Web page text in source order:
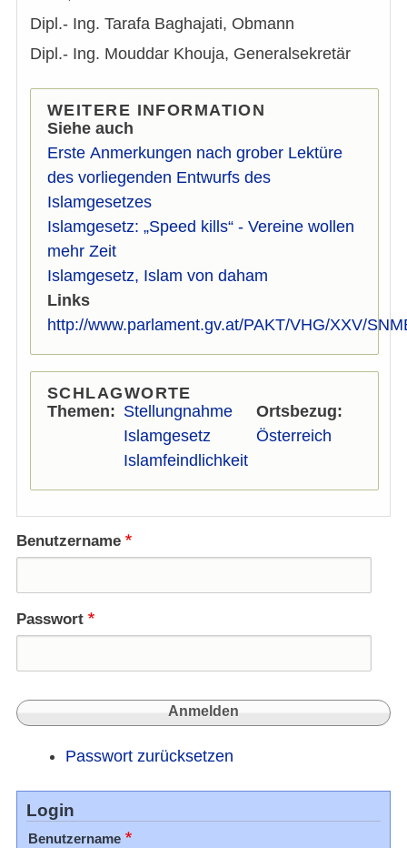
Dipl.- Ing. Tarafa Baghajati, Obmann
Dipl.- Ing. Mouddar Khouja, Generalsekretär
WEITERE INFORMATION
Siehe auch
Erste Anmerkungen nach grober Lektüre
des vorliegenden Entwurfs des
Islamgesetzes
Islamgesetz: „Speed kills“ - Vereine wollen
mehr Zeit
Islamgesetz, Islam von daham
Links
http://www.parlament.gv.at/PAKT/VHG/XXV/
SCHLAGWORTE
Themen
Stellungnahme
Islamgesetz
Islamfeindlichkeit
Ortsbezug
Österreich
Benutzername
Passwort
Passwort zurücksetzen
Login
Benutzername